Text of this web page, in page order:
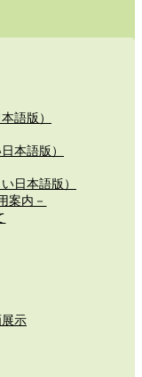
語版）
本語版）
日本語版）
案内－
示